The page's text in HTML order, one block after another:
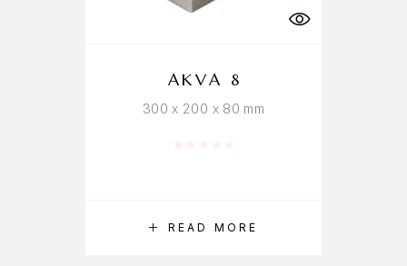
READ MORE
AKVA 8
300 x 200 x 80 mm